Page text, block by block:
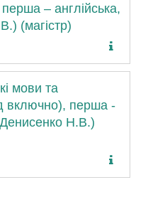
– англійська,
(магістр)
мови та
включно), перша -
Н.В.)